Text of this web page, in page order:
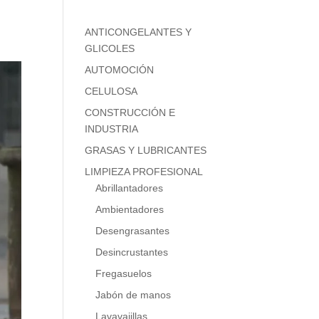
ANTICONGELANTES Y
GLICOLES
AUTOMOCIÓN
CELULOSA
CONSTRUCCIÓN E
INDUSTRIA
GRASAS Y LUBRICANTES
LIMPIEZA PROFESIONAL
Abrillantadores
Ambientadores
Desengrasantes
Desincrustantes
Fregasuelos
Jabón de manos
Lavavajillas